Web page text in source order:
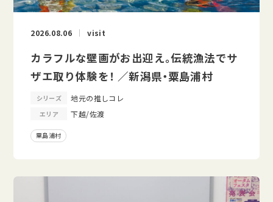
2026.08.06 visit
カラフルな壁画がお出迎え。伝統漁法でサ
ザエ取り体験を！ ／新潟県・粟島浦村
シリーズ 地元の推しコレ
エリア 下越/佐渡
粟島浦村